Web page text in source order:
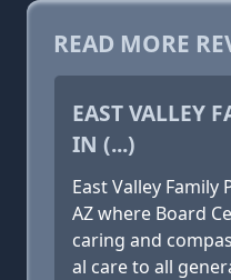
READ MORE
EAST VALLEY
IN (...)
East Valley Family
AZ where Board
caring and
al care to all